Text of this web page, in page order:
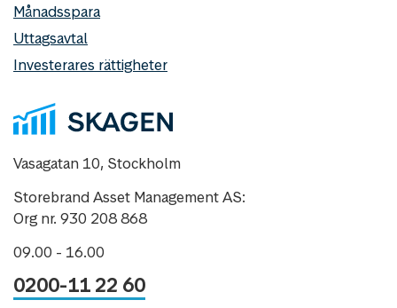
Månadsspara
Uttagsavtal
Investerares rättigheter
Vasagatan 10, Stockholm
Storebrand Asset Management AS:
Org nr. 930 208 868
09.00 - 16.00
0200-11 22 60